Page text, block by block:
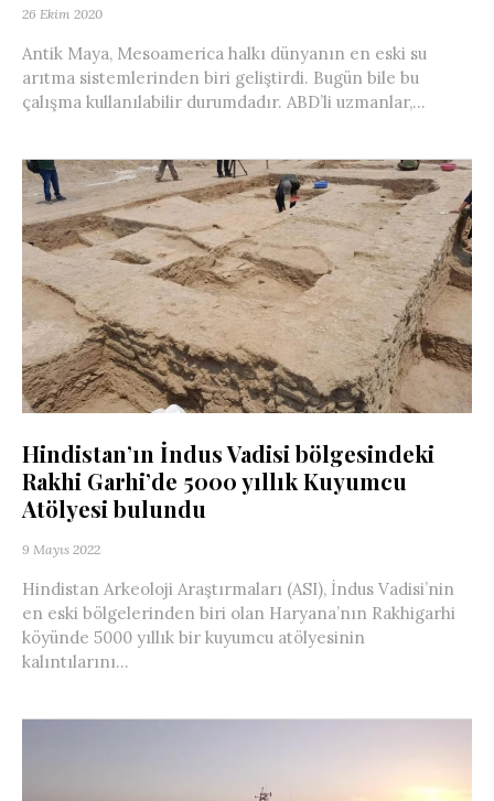
26 Ekim 2020
Antik Maya, Mesoamerica halkı dünyanın en eski su
arıtma sistemlerinden biri geliştirdi. Bugün bile bu
çalışma kullanılabilir durumdadır. ABD’li uzmanlar,...
Hindistan’ın İndus Vadisi bölgesindeki
Rakhi Garhi’de 5000 yıllık Kuyumcu
Atölyesi bulundu
9 Mayıs 2022
Hindistan Arkeoloji Araştırmaları (ASI), İndus Vadisi’nin
en eski bölgelerinden biri olan Haryana’nın Rakhigarhi
köyünde 5000 yıllık bir kuyumcu atölyesinin
kalıntılarını...